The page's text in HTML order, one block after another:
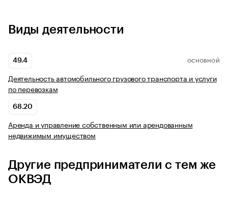
Виды деятельности
49.4 ОСНОВНОЙ
Деятельность автомобильного грузового транспорта и услуги
по перевозкам
68.20
Аренда и управление собственным или арендованным
недвижимым имуществом
Другие предприниматели с тем же
ОКВЭД